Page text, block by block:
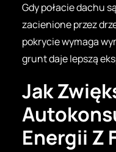
Gdy połacie dachu
zacienione przez
pokrycie wymaga
grunt daje lepszą
Jak
Energii Z